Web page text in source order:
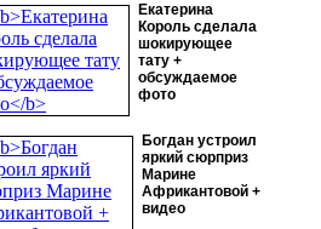
Екатерина
Король сделала
шокирующее
тату +
обсуждаемое
фото
Богдан устроил
яркий сюрприз
Марине
Африкантовой +
видео